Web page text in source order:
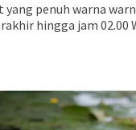
penuh warna
hingga jam